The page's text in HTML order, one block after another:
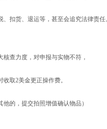
扣货、退运等，甚至会追究法律责任
核查力度，对申报与实物不符，
取2美金更正操作费。
他的，提交拍照增值确认物品）